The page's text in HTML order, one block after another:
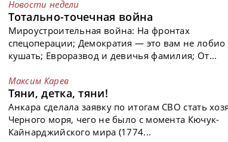
Новости недели
Тотально-точечная война
Мироустроительная война: На фронтах
спецоперации; Демократия — это вам не лобио
кушать; Евроразвод и девичья фамилия; От...
Максим Карев
Тяни, детка, тяни!
Анкара сделала заявку по итогам СВО стать
Черного моря, чего не было с момента Кючук-
Кайнарджийского мира (1774...